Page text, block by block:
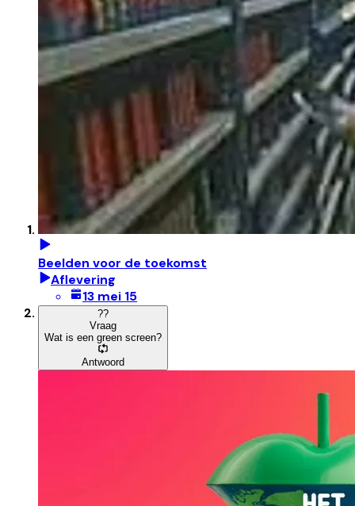
Beelden voor de toekomst
Aflevering
13 mei 15
??
Vraag
Wat is een green screen?
Antwoord